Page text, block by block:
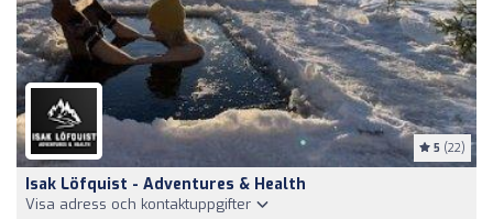
5 (22)
Isak Löfquist - Adventures & Health
Visa adress och kontaktuppgifter